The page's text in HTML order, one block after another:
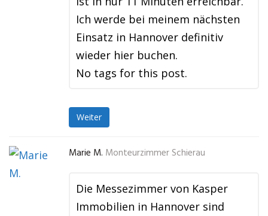
Ich werde bei meinem nächsten
Einsatz in Hannover definitiv
wieder hier buchen.
No tags for this post.
Weiter
Marie M. Monteurzimmer Schierau
Die Messezimmer von Kasper
Immobilien in Hannover sind